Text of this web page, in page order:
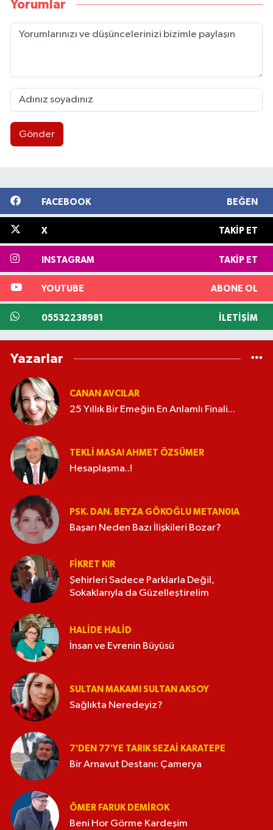
Yorumlar
Gönder
FACEBOOK BEĞEN
X TAKIP ET
INSTAGRAM TAKIP ET
YOUTUBE ABONE OL
05532238981 İLETIŞIM
Yazarlar
CANAN AVCILAR
25 Yıllık Bir Emeğin En Anlamlı Finali...
TEKLI MASA! AHMET ÖZSÜMER
Hesaplaşma..!
PSK. DAN. BEYZA GÖKOĞLU METAN0IA
Başarı Neden Bazı İlişkileri Bozar?
FIKRET KIR
Şehirleri Sadece Parklarla Değil,
Sokaklarıyla da Güzelleştirelim
HALIDE HALID
İnsan ve Evrenin Büyüsü
SULTAN MAKAMI SULTAN AKSOY
Sağlıkta Neredeyiz?
7'DEN 77'YE TARIK SEZAI KARATEPE
Bir Arnavut Destanı: Çamerya
ÖMER FARUK DEMIROK
Beni Hor Görme Kardeşim